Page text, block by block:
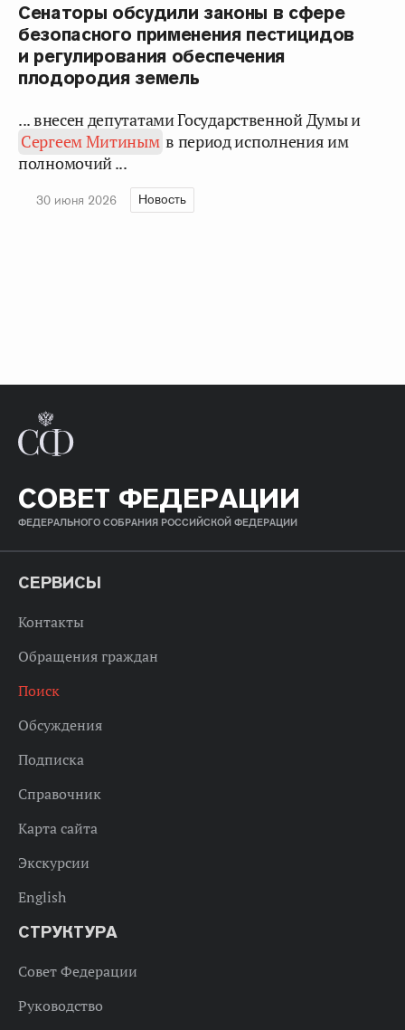
Сенаторы обсудили законы в сфере
безопасного применения пестицидов
и регулирования обеспечения
плодородия земель
... внесен депутатами Государственной Думы и
Сергеем Митиным в период исполнения им
полномочий ...
30 июня 2026 Новость
СОВЕТ ФЕДЕРАЦИИ
ФЕДЕРАЛЬНОГО СОБРАНИЯ РОССИЙСКОЙ ФЕДЕРАЦИИ
СЕРВИСЫ
Контакты
Обращения граждан
Поиск
Обсуждения
Подписка
Справочник
Карта сайта
Экскурсии
English
СТРУКТУРА
Совет Федерации
Руководство